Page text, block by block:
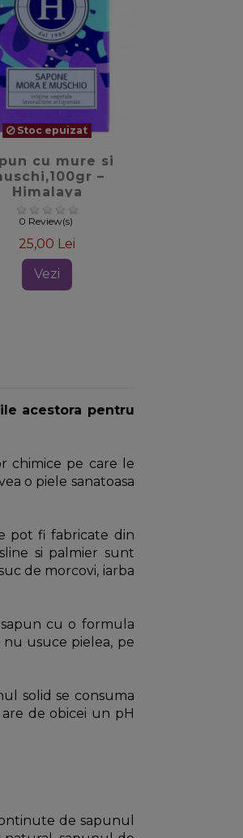
favorite_border
Stoc epuizat
cu mure si
–
Himalaya
0 Review(s)
25,00 Lei
Vezi
acestora pentru
chimice pe care le
o piele sanatoasa
pot fi fabricate din
si palmier sunt
de morcovi, iarba
cu o formula
nu usuce pielea, pe
solid se consuma
de obicei un pH
de sapunul